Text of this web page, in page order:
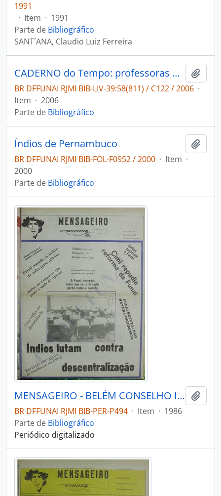
1991
· Item · 1991
Parte de Bibliográfico
SANT´ANA, Claudio Luiz Ferreira
CADERNO do Tempo: professoras e professores indigenas em Pernambuco.
BR DFFUNAI RJMI BIB-LIV-39:58(811) / C122 / 2006 ·
Item · 2006
Parte de Bibliográfico
Índios de Pernambuco
BR DFFUNAI RJMI BIB-FOL-F0952 / 2000 · Item ·
2000
Parte de Bibliográfico
MENSAGEIRO - BELÉM CONSELHO INDIGENISTA MISSIONÁRIO - 1986 - Nº37
BR DFFUNAI RJMI BIB-PER-P494 · Item · 1986
Parte de Bibliográfico
Periódico digitalizado